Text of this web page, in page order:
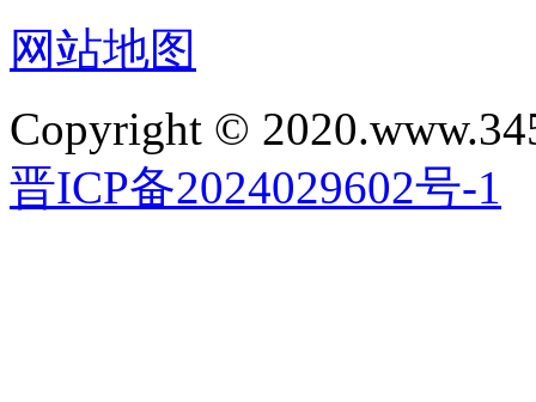
网站地图
Copyright ©
晋ICP备2024029602号-1